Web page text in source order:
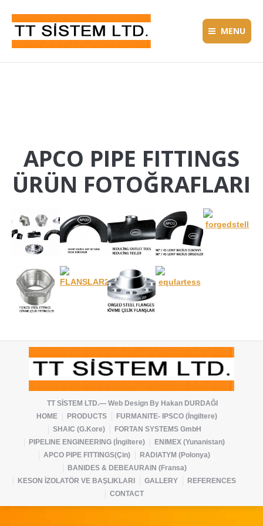
MENU
APCO PIPE FITTINGS
ÜRÜN FOTOĞRAFLARI
TT SİSTEM LTD.— Web Design By Hakan DURDAĞI
HOME
PRODUCTS
FURMANITE- IPSCO (İngiltere)
SHAIC (G.Kore)
FORTAN SYSTEMS GmbH
PIPELINE ENGINEERING (İngiltere)
ENIMEX (Yunanistan)
APCO PIPE FITTINGS(Çin)
RADIATYM (Polonya)
BANIDES & DEBEAURAIN (Fransa)
KESON İZOLATÖR VE BAŞLIKLARI
GALLERY
REFERENCES
CONTACT